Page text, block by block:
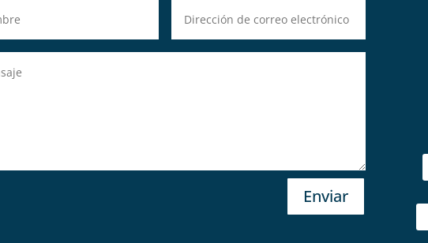
Enviar